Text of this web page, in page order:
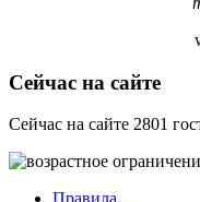
Сейчас на сайте
Сейчас на сайте 2801